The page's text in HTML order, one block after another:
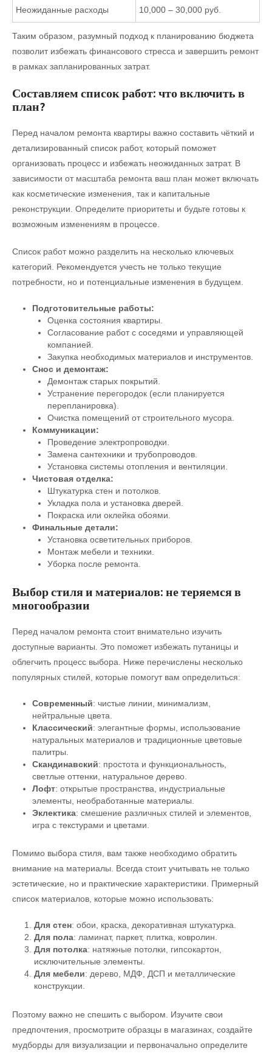
Неожиданные расходы 10,000 – 30,000 руб.
Таким образом, разумный подход к планированию бюджета
позволит избежать финансового стресса и завершить ремонт
в рамках запланированных затрат.
Составляем список работ: что включить в
план?
Перед началом ремонта квартиры важно составить чёткий и
детализированный список работ, который поможет
организовать процесс и избежать неожиданных затрат. В
зависимости от масштаба ремонта ваш план может включать
как косметические изменения, так и капитальные
реконструкции. Определите приоритеты и будьте готовы к
возможным изменениям в процессе.
Список работ можно разделить на несколько ключевых
категорий. Рекомендуется учесть не только текущие
потребности, но и потенциальные изменения в будущем.
Подготовительные работы:
Оценка состояния квартиры.
Согласование работ с соседями и управляющей
компанией.
Закупка необходимых материалов и инструментов.
Снос и демонтаж:
Демонтаж старых покрытий.
Устранение перегородок (если планируется
перепланировка).
Очистка помещений от строительного мусора.
Коммуникации:
Проведение электропроводки.
Замена сантехники и трубопроводов.
Установка системы отопления и вентиляции.
Чистовая отделка:
Штукатурка стен и потолков.
Укладка пола и установка дверей.
Покраска или оклейка обоями.
Финальные детали:
Установка осветительных приборов.
Монтаж мебели и техники.
Уборка после ремонта.
Выбор стиля и материалов: не теряемся в
многообразии
Перед началом ремонта стоит внимательно изучить
доступные варианты. Это поможет избежать путаницы и
облегчить процесс выбора. Ниже перечислены несколько
популярных стилей, которые помогут вам определиться:
Современный: чистые линии, минимализм,
нейтральные цвета.
Классический: элегантные формы, использование
натуральных материалов и традиционные цветовые
палитры.
Скандинавский: простота и функциональность,
светлые оттенки, натуральное дерево.
Лофт: открытые пространства, индустриальные
элементы, необработанные материалы.
Эклектика: смешение различных стилей и элементов,
игра с текстурами и цветами.
Помимо выбора стиля, вам также необходимо обратить
внимание на материалы. Всегда стоит учитывать не только
эстетические, но и практические характеристики. Примерный
список материалов, которые можно использовать:
Для стен: обои, краска, декоративная штукатурка.
Для пола: ламинат, паркет, плитка, ковролин.
Для потолка: натяжные потолки, гипсокартон,
исключительные элементы.
Для мебели: дерево, МДФ, ДСП и металлические
конструкции.
Поэтому важно не спешить с выбором. Изучите свои
предпочтения, просмотрите образцы в магазинах, создайте
мудборды для визуализации и первоначально определите